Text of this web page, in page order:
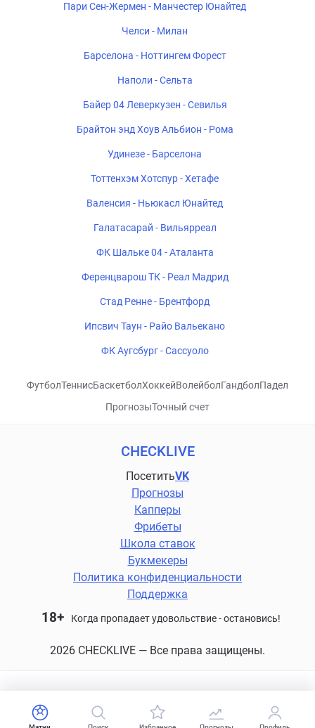
Пари Сен-Жермен - Манчестер Юнайтед
Челси - Милан
Барселона - Ноттингем Форест
Наполи - Сельта
Байер 04 Леверкузен - Севилья
Брайтон энд Хоув Альбион - Рома
Удинезе - Барселона
Тоттенхэм Хотспур - Хетафе
Валенсия - Ньюкасл Юнайтед
Галатасарай - Вильярреал
ФК Шальке 04 - Аталанта
Ференцварош ТК - Реал Мадрид
Стад Ренне - Брентфорд
Ипсвич Таун - Райо Вальекано
ФК Аугсбург - Сассуоло
ФутболТеннисБаскетболХоккейВолейболГандболПадел
ПрогнозыТочный счет
CHECKLIVE
ПосетитьVK
Прогнозы
Капперы
Фрибеты
Школа ставок
Букмекеры
Политика конфиденциальности
Поддержка
18+ Когда пропадает удовольствие - остановись!
2026 CHECKLIVE — Все права защищены.